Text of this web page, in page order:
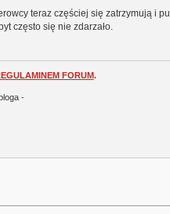
teraz częściej się zatrzymują i
często się nie zdarzało.
FORUM.
-